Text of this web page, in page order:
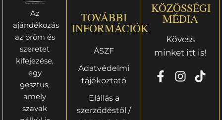
Az
ajándékozás
az öröm és
szeretet
kifejezése,
egy
gesztus,
amely
szavak
TOVÁBBI
INFORMÁCIÓK
ÁSZF
Adatvédelmi
tájékoztató
Elállás a
szerződéstől /
KÖZÖSSÉGI
MÉDIA
Kövess
minket itt is!